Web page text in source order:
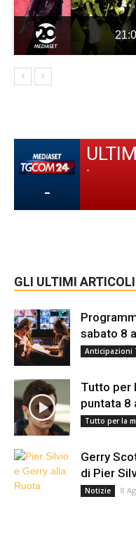
-
-
GLI ULTIMI ARTICOLI
sabato 8
Anticipazioni
Tutto per
puntata 8
Tutto per la
Gerry
di Pier
Notizie 8